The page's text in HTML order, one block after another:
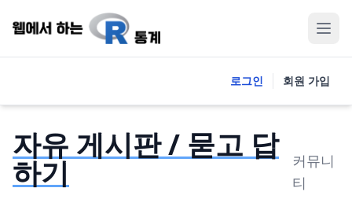
로그인 회원 가입
자유 게시판 / 묻고 답
하기
커뮤니
티